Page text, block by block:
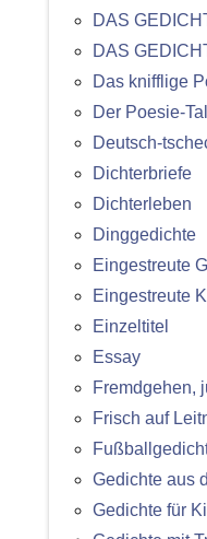
DAS
DAS
Das knifflige
Der Poesie-
Deutsch-
Dichterbriefe
Dichterleben
Dinggedichte
Eingestreute
Eingestreute
Einzeltitel
Essay
Fremdgehen,
Frisch auf
Gedichte aus
Gedichte für